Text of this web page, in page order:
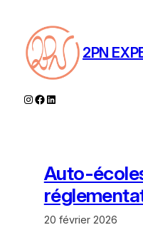
contenu
2PN
Instagram
Facebook
LinkedIn
Auto-
20 février 2026